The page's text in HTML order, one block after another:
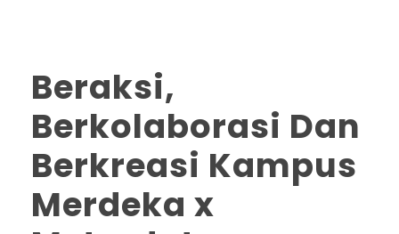
Beraksi,
Berkolaborasi Dan
Berkreasi Kampus
Merdeka x